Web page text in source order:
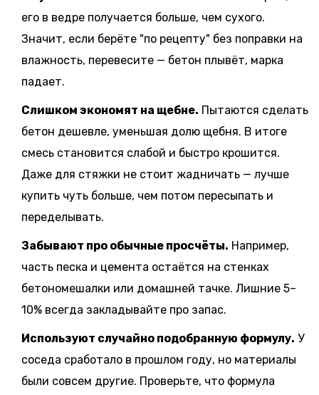
его в ведре получается больше, чем сухого.
Значит, если берёте "по рецепту" без поправки на
влажность, перевесите — бетон плывёт, марка
падает.
Слишком экономят на щебне. Пытаются сделать
бетон дешевле, уменьшая долю щебня. В итоге
смесь становится слабой и быстро крошится.
Даже для стяжки не стоит жадничать — лучше
купить чуть больше, чем потом пересыпать и
переделывать.
Забывают про обычные просчёты. Например,
часть песка и цемента остаётся на стенках
бетономешалки или домашней тачке. Лишние 5–
10% всегда закладывайте про запас.
Используют случайно подобранную формулу. У
соседа сработало в прошлом году, но материалы
были совсем другие. Проверьте, что формула